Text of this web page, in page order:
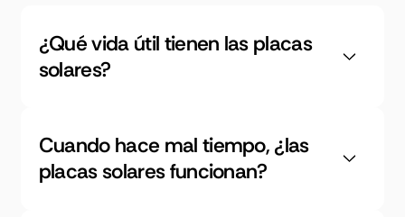
¿Qué vida útil tienen las placas
solares?
Cuando hace mal tiempo, ¿las
placas solares funcionan?